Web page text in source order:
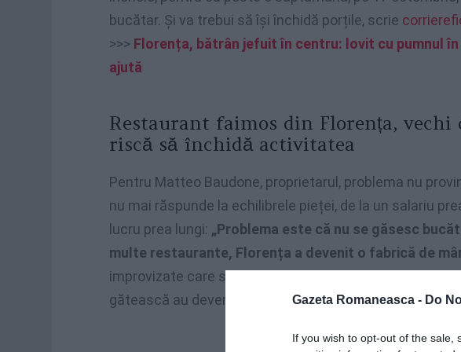
Gazeta Romaneasca - Do
If you wish to opt-out of the sale,
bucătar. Și va trebui să își închidă porțile, scrie
>>> Florența, bătrân jefuit în centru: lovit cu pumnul în
ajută
Restaurant faimos din Florența, vechi
riscă să închidă activitatea
Pentru Matteo Baudone, proprietarul, problema nu
nu mai răspunde la echilibrele pieței, de la un salariu
lucru prea lungi: „Problema este că nu se găsesc
multe restaurante, Florența a devenit o fabrică de
improvizate care se deschid și se închid într-o clipită.
gătească au devenit o marfă rară”.